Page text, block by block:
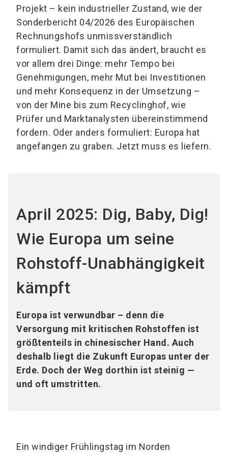
Projekt – kein industrieller Zustand, wie der
Sonderbericht 04/2026 des Europäischen
Rechnungshofs unmissverständlich
formuliert. Damit sich das ändert, braucht es
vor allem drei Dinge: mehr Tempo bei
Genehmigungen, mehr Mut bei Investitionen
und mehr Konsequenz in der Umsetzung –
von der Mine bis zum Recyclinghof, wie
Prüfer und Marktanalysten übereinstimmend
fordern. Oder anders formuliert: Europa hat
angefangen zu graben. Jetzt muss es liefern.
April 2025: Dig, Baby, Dig!
Wie Europa um seine
Rohstoff-Unabhängigkeit
kämpft
Europa ist verwundbar – denn die
Versorgung mit kritischen Rohstoffen ist
größtenteils in chinesischer Hand. Auch
deshalb liegt die Zukunft Europas unter der
Erde. Doch der Weg dorthin ist steinig —
und oft umstritten.
Ein windiger Frühlingstag im Norden